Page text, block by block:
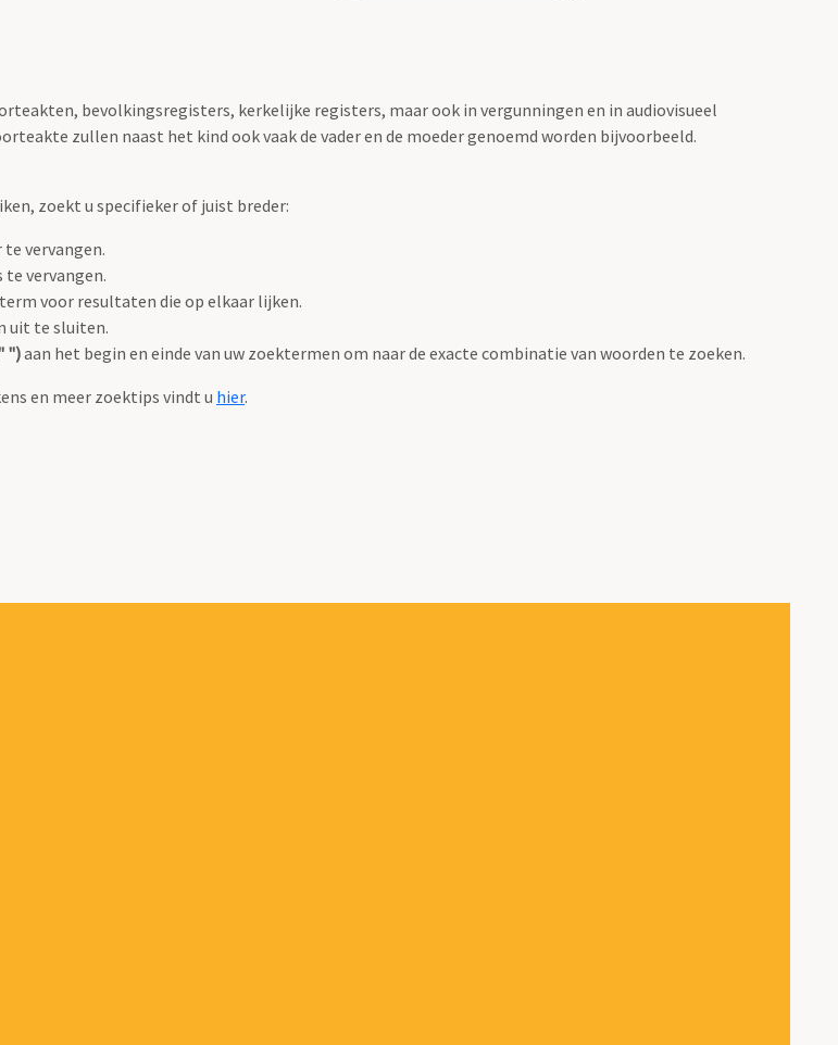
bevolkingsregisters, kerkelijke registers, maar ook in vergunningen en in audiovisueel
zullen naast het kind ook vaak de vader en de moeder genoemd worden bijvoorbeeld.
zoekt u specifieker of juist breder:
vervangen.
vervangen.
voor resultaten die op elkaar lijken.
uit te sluiten.
")aan het begin en einde van uw zoektermen om naar de exacte combinatie van woorden te zoeken.
en meer zoektips vindt u hier.